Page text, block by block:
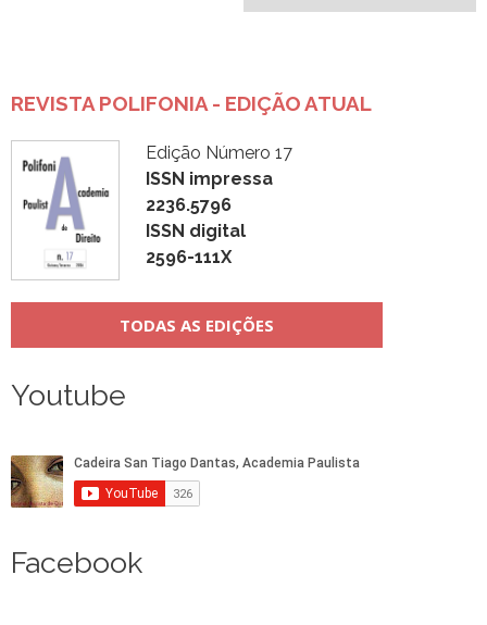
REVISTA POLIFONIA - EDIÇÃO ATUAL
Edição Número 17
ISSN impressa
2236.5796
ISSN digital
2596-111X
TODAS AS EDIÇÕES
Youtube
Facebook